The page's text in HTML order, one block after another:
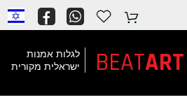
לגלות אמנות
ישראלית מקורית
ART
BEAT